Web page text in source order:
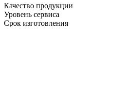
Качество продукции
Уровень сервиса
Срок изготовления